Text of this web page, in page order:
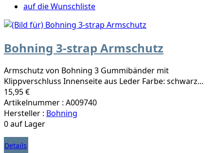
auf die Wunschliste
Bohning 3-strap Armschutz
Armschutz von Bohning 3 Gummibänder mit
Klippverschluss Innenseite aus Leder Farbe: schwarz...
15,95 €
Artikelnummer : A009740
Hersteller : Bohning
0 auf Lager
Details